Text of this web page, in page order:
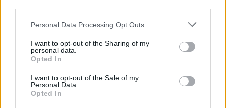
Please note that this website/app uses one or more Google
not limited to your visit or usage behaviour. You may click to
grant or deny consent to Google and its third-party tags to
use your data for below specified purposes in below Google
consent section.
Personal Data Processing Opt Outs
I want to opt-out of the Sharing of my
personal data.
Opted In
I want to opt-out of the Sale of my
Personal Data.
Opted In
Οι «Τιτάνες» του Ευριπίδη Λασκαρίδη καταλαμβάνουν
τη σκηνή της Στέγης
εποχή και μιλά για το σκοτάδι αλλά και το φως